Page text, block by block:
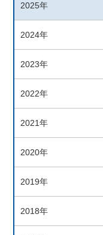
2025年
2024年
2023年
2022年
2021年
2020年
2019年
2018年